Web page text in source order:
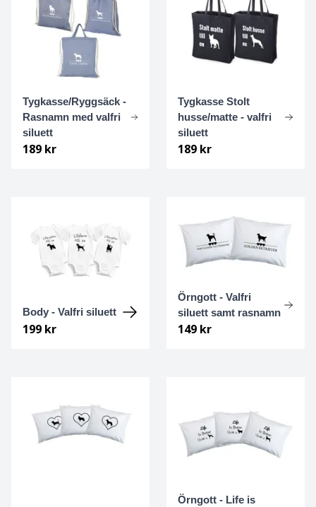
Tygkasse/Ryggsäck -
Rasnamn med valfri
siluett
189 kr
Tygkasse Stolt
husse/matte - valfri
siluett
189 kr
Body - Valfri siluett
199 kr
Örngott - Valfri
siluett samt rasnamn
149 kr
Örngott - Life is
Dalmatiner
Dandie dinmont terrier
Dansk-svensk gårdshund
Drever
Dvärgpinscher
Dvärgschnauzer
Engelsk Bulldogg
English Toy terrier